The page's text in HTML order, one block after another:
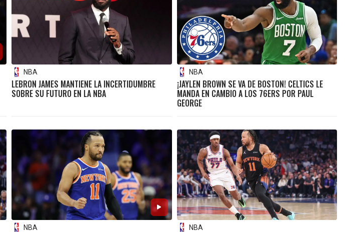
NBA
LEBRON JAMES MANTIENE LA INCERTIDUMBRE
SOBRE SU FUTURO EN LA NBA
NBA
¡JAYLEN BROWN SE VA DE BOSTON! CELTICS LE
MANDA EN CAMBIO A LOS 76ERS POR PAUL
GEORGE
NBA NBA